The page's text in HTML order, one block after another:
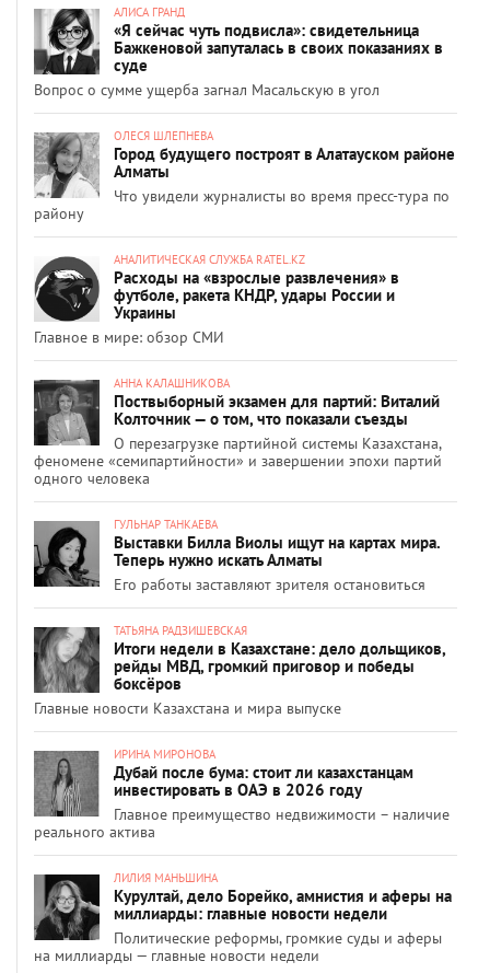
АЛИСА ГРАНД
«Я сейчас чуть подвисла»: свидетельница
Бажкеновой запуталась в своих показаниях в
суде
Вопрос о сумме ущерба загнал Масальскую в угол
ОЛЕСЯ ШЛЕПНЕВА
Город будущего построят в Алатауском районе
Алматы
Что увидели журналисты во время пресс-тура по
району
АНАЛИТИЧЕСКАЯ СЛУЖБА RATEL.KZ
Расходы на «взрослые развлечения» в
футболе, ракета КНДР, удары России и
Украины
Главное в мире: обзор СМИ
АННА КАЛАШНИКОВА
Поствыборный экзамен для партий: Виталий
Колточник — о том, что показали съезды
О перезагрузке партийной системы Казахстана,
феномене «семипартийности» и завершении эпохи партий
одного человека
ГУЛЬНАР ТАНКАЕВА
Выставки Билла Виолы ищут на картах мира.
Теперь нужно искать Алматы
Его работы заставляют зрителя остановиться
ТАТЬЯНА РАДЗИШЕВСКАЯ
Итоги недели в Казахстане: дело дольщиков,
рейды МВД, громкий приговор и победы
боксёров
Главные новости Казахстана и мира выпуске
ИРИНА МИРОНОВА
Дубай после бума: стоит ли казахстанцам
инвестировать в ОАЭ в 2026 году
Главное преимущество недвижимости – наличие
реального актива
ЛИЛИЯ МАНЬШИНА
Курултай, дело Борейко, амнистия и аферы на
миллиарды: главные новости недели
Политические реформы, громкие суды и аферы
на миллиарды — главные новости недели